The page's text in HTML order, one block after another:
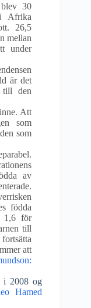
30
Afrika
26,5
mellan
under
är det
till den
Att
som
som
av
födda
1,6 för
till
att
i 2008 og
Hamed